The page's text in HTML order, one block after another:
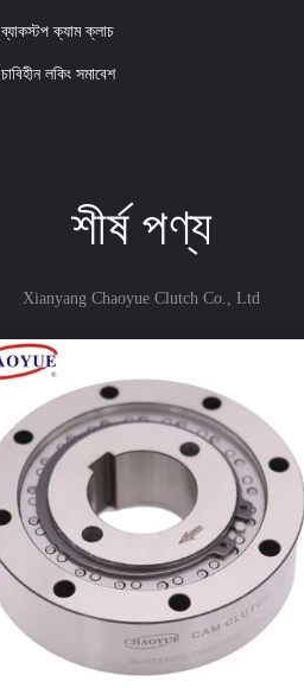
ব্যাকস্টপ ক্যাম ক্লাচ
চাবিহীন লকিং সমাবেশ
শীর্ষ পণ্য
Xianyang Chaoyue Clutch Co., Ltd